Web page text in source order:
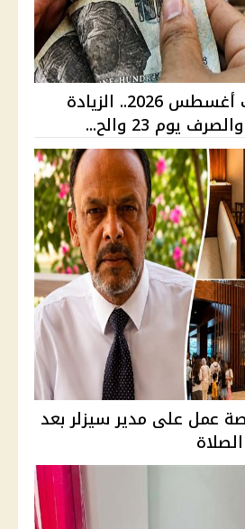
موعد صرف مرتبات أغسطس 2026.. الزيادة
يوم 23 والح...
عمل على مدير سيزلر بعد